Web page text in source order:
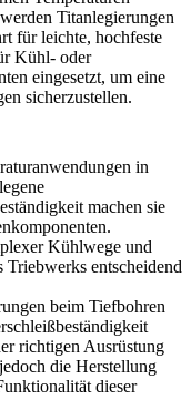
Titanlegierungen
für leichte, hochfeste
Kühl- oder
eingesetzt, um eine
sicherzustellen.
in
machen sie
Kühlwege und
entscheidend
beim Tiefbohren
richtigen Ausrüstung
die Herstellung
dieser